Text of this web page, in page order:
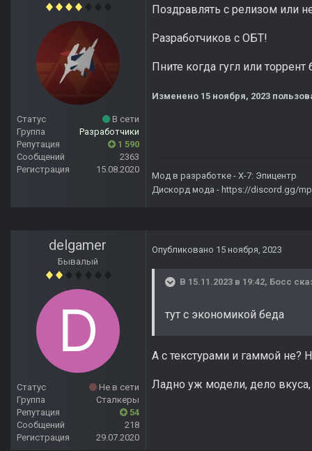
Статус
В сети
Группа
Разработчики
Репутация
1 590
Сообщений
2363
Регистрация
15.08.2020
Поздравлять с релизом или
Разработчиков с ОБТ!
Пните когда гугл или торрент
Изменено 15 ноября, 2023
Мод в разработке - X-7: Эпицентр
Дискорд мода - https://discord.gg/
delgamer
Бывалый
Статус
Не в сети
Группа
Сталкеры
Репутация
54
Сообщений
218
Регистрация
29.07.2020
Опубликовано 15 ноября, 2023
В 15.11.2023 в 19:42, Босс
тут с экономикой беда
А с текстурами и гаммой не?
Ладно уж модели, дело